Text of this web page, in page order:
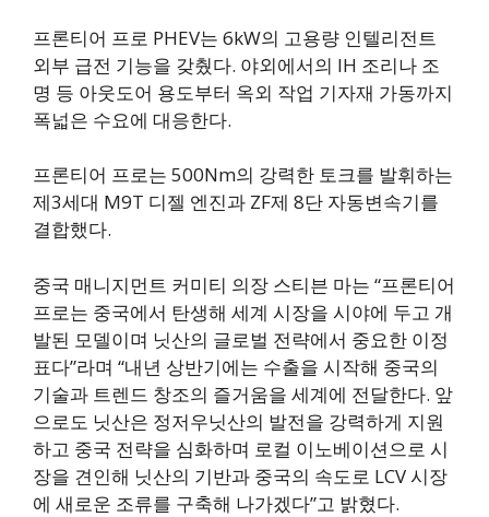
프론티어 프로 PHEV는 6kW의 고용량 인텔리전트
외부 급전 기능을 갖췄다. 야외에서의 IH 조리나 조
명 등 아웃도어 용도부터 옥외 작업 기자재 가동까지
폭넓은 수요에 대응한다.
프론티어 프로는 500Nm의 강력한 토크를 발휘하는
제3세대 M9T 디젤 엔진과 ZF제 8단 자동변속기를
결합했다.
중국 매니지먼트 커미티 의장 스티븐 마는 “프론티어
프로는 중국에서 탄생해 세계 시장을 시야에 두고 개
발된 모델이며 닛산의 글로벌 전략에서 중요한 이정
표다”라며 “내년 상반기에는 수출을 시작해 중국의
기술과 트렌드 창조의 즐거움을 세계에 전달한다. 앞
으로도 닛산은 정저우닛산의 발전을 강력하게 지원
하고 중국 전략을 심화하며 로컬 이노베이션으로 시
장을 견인해 닛산의 기반과 중국의 속도로 LCV 시장
에 새로운 조류를 구축해 나가겠다”고 밝혔다.